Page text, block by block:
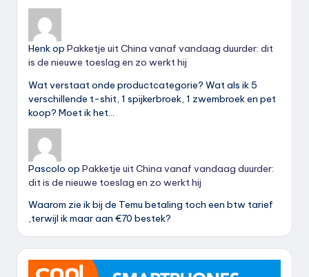
Henkop Pakketje uit China vanaf vandaag duurder: dit
is de nieuwe toeslag en zo werkt hij
Wat verstaat onde productcategorie? Wat als ik 5
verschillende t-shit, 1 spijkerbroek, 1 zwembroek en pet
koop? Moet ik het…
Pascolo op Pakketje uit China vanaf vandaag duurder:
dit is de nieuwe toeslag en zo werkt hij
Waarom zie ik bij de Temu betaling toch een btw tarief
,terwijl ik maar aan €70 bestek?